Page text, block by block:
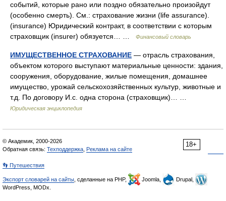
событий, которые рано или поздно обязательно произойдут
(особенно смерть). См.: страхование жизни (life assurance).
(insurance) Юридический контракт, в соответствии с которым
страховщик (insurer) обязуется… …
Финансовый словарь
ИМУЩЕСТВЕННОЕ СТРАХОВАНИЕ — отрасль страхования,
объектом которого выступают материальные ценности: здания,
сооружения, оборудование, жилые помещения, домашнее
имущество, урожай сельскохозяйственных культур, животные и
т.д. По договору И.с. одна сторона (страховщик)… …
Юридическая энциклопедия
18+
© Академик, 2000-2026
Обратная связь: Техподдержка Реклама на сайте
👣 Путешествия
Экспорт словарей на сайты , сделанные на PHP, Joomla,
Drupal,
WordPress, MODx.